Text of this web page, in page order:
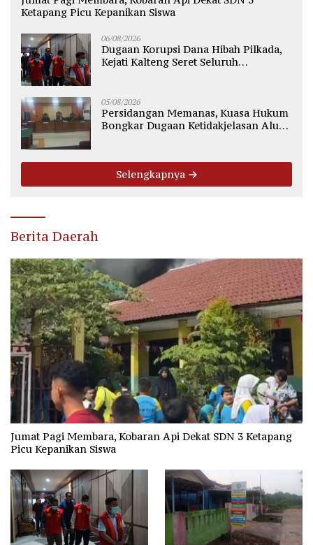
Ketapang Picu Kepanikan Siswa
06/08/2026
Dugaan Korupsi Dana Hibah Pilkada,
Kejati Kalteng Seret Seluruh
05/08/2026
Persidangan Memanas, Kuasa Hukum
Bongkar Dugaan Ketidakjelasan Alur
Selengkapnya
Berita Daerah
Jumat Pagi Membara, Kobaran Api Dekat SDN 3 Ketapang
Picu Kepanikan Siswa